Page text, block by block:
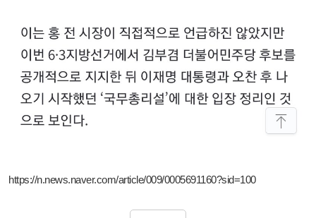
https://n.news.naver.com/article/009/0005691160?sid=100